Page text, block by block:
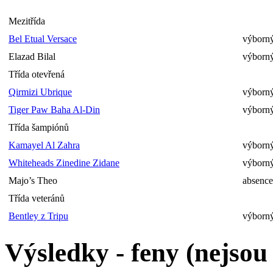
Mezitřída
Bel Etual Versace
Elazad Bilal
Třída otevřená
Qirmizi Ubrique
Tiger Paw Baha Al-Din
Třída šampiónů
Kamayel Al Zahra
Whiteheads Zinedine Zidane
Majo’s Theo
absence
Třída veteránů
Bentley z Tripu
Výsledky - feny